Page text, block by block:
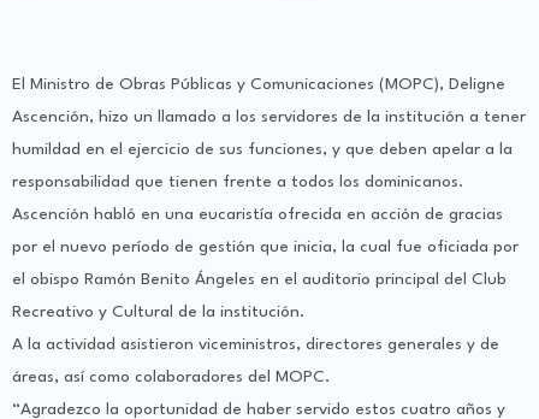
El Ministro de Obras Públicas y Comunicaciones (MOPC), Deligne
Ascención, hizo un llamado a los servidores de la institución a tener
humildad en el ejercicio de sus funciones, y que deben apelar a la
responsabilidad que tienen frente a todos los dominicanos.
Ascención habló en una eucaristía ofrecida en acción de gracias
por el nuevo período de gestión que inicia, la cual fue oficiada por
el obispo Ramón Benito Ángeles en el auditorio principal del Club
Recreativo y Cultural de la institución.
A la actividad asistieron viceministros, directores generales y de
áreas, así como colaboradores del MOPC.
“Agradezco la oportunidad de haber servido estos cuatro años y